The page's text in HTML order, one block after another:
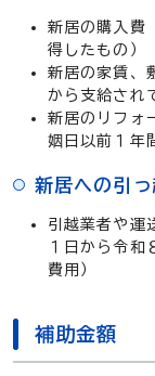
新居の購入費
得したもの）
新居の家賃、
から支給され
新居のリフォ
姻日以前１年
新居への引っ
引越業者や運
１日から令和
費用）
補助金額